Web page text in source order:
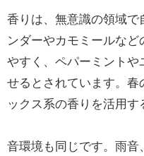
香りは、無意識の領域
ンダーやカモミールな
やすく、ペパーミント
せるとされています。
ックス系の香りを活用す
音環境も同じです。雨